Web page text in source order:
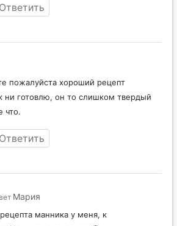
Ответить
пожалуйста хороший рецепт
ни готовлю, он то слишком твердый
что.
Ответить
Мария
манника у меня, к